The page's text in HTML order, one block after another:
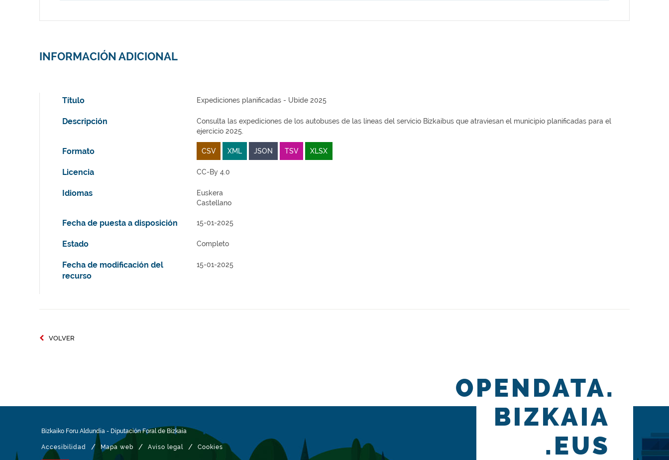
INFORMACIÓN ADICIONAL
Título Expediciones planificadas - Ubide 2025
Descripción
Consulta las expediciones de los autobuses de las líneas del servicio Bizkaibus que atraviesan el municipio planificadas para el
ejercicio 2025.
Formato CSV XML JSON TSV XLSX
Licencia CC-By 4.0
Idiomas
Euskera
Castellano
Fecha de puesta a disposición 15-01-2025
Estado Completo
Fecha de modificación del
recurso
15-01-2025
VOLVER
Bizkaiko Foru Aldundia - Diputación Foral de Bizkaia
Accesibilidad / Mapa web / Aviso legal / Cookies
OPENDATA.
BIZKAIA
.EUS